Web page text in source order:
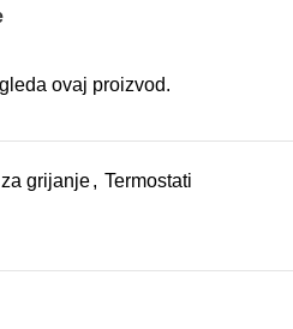
ovaj proizvod.
grijanje, Termostati